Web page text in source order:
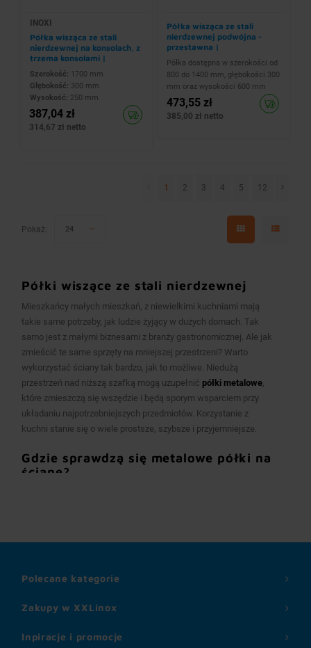
INOXI
Półka wisząca ze stali
nierdzewnej na konsolach, z
trzema konsolami |
1700x300x(h)250 mm
Szerokość: 1700 mm
Głębokość: 300 mm
Wysokość: 250 mm
387,04 zł
314,67 zł netto
Półka wisząca ze stali
nierdzewnej podwójna -
przestawna |
800x300x(h)600 mm
Półka dostępna w szerokości od
800 do 1400 mm, głębokości 300
mm oraz wysokości 600 mm
473,55 zł
385,00 zł netto
1 2 3 4 5 12
Pokaż: 24
Półki wiszące ze stali nierdzewnej
Mieszkańcy małych mieszkań, z niewielkimi kuchniami mają
takie same potrzeby, jak ludzie żyjący w dużych domach. Tak
samo jest z małymi biznesami z branży gastronomicznej. Ale jak
zmieścić te same sprzęty na mniejszej przestrzeni? Warto
wykorzystać ściany tak bardzo, jak to możliwe. Niedużą
przestrzeń nad niższą szafką mogą uzupełnić półki metalowe
które zmieszczą się wszędzie i będą sporym wsparciem przy
układaniu najpotrzebniejszych przedmiotów. Korzystanie z
kuchni stanie się o wiele prostsze, szybsze i przyjemniejsze.
Gdzie sprawdzą się metalowe półki na
ścianę?
łatwe utrzymanie czystości i nierdzewna powierzchnia. Jednak
pomieszczeniach. Wytrzymałość i duży udźwig powodują, że
Trzymanie na nich narzędzi i przetworów pozwala szybko
Zakupy w XXLinox
Inpiracje i promocje
Polecane kategorie